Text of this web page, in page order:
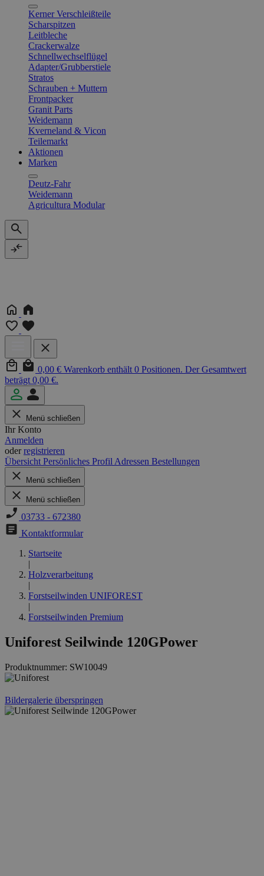
Kerner Verschleißteile
Scharspitzen
Leitbleche
Crackerwalze
Schnellwechselflügel
Adapter/Grubberstiele
Stratos
Schrauben + Muttern
Frontpacker
Granit Parts
Weidemann
Kverneland & Vicon
Teilemarkt
Aktionen
Marken
Deutz-Fahr
Weidemann
Agricultura Modular
0,00 € Warenkorb enthält 0 Positionen. Der Gesamtwert
beträgt 0,00 €.
Menü schließen
Ihr Konto
Anmelden
oderregistrieren
Übersicht Persönliches Profil Adressen Bestellungen
Menü schließen
Menü schließen
03733 - 672380
Kontaktformular
Startseite
|
Holzverarbeitung
|
Forstseilwinden UNIFOREST
|
Forstseilwinden Premium
Uniforest Seilwinde 120GPower
Produktnummer: SW10049
Bildergalerie überspringen